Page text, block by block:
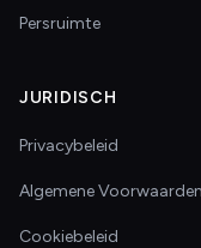
Persruimte
JURIDISCH
Privacybeleid
Algemene Voorwaarden
Cookiebeleid